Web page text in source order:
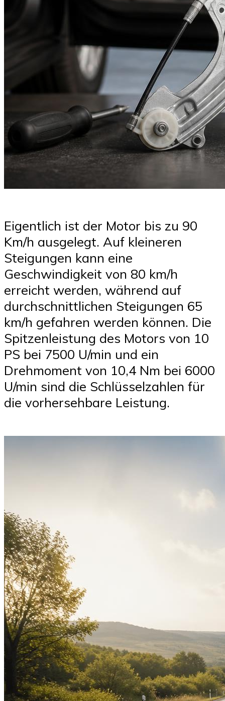
Eigentlich ist der Motor bis zu 90
Km/h ausgelegt. Auf kleineren
Steigungen kann eine
Geschwindigkeit von 80 km/h
erreicht werden, während auf
durchschnittlichen Steigungen 65
km/h gefahren werden können. Die
Spitzenleistung des Motors von 10
PS bei 7500 U/min und ein
Drehmoment von 10,4 Nm bei 6000
U/min sind die Schlüsselzahlen für
die vorhersehbare Leistung.